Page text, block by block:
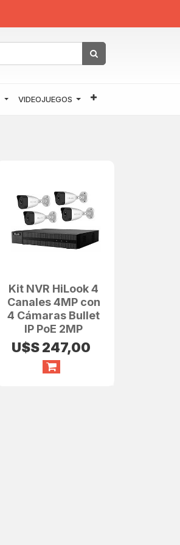
VIDEOJUEGOS
Kit NVR HiLook 4
Canales 4MP con
4 Cámaras Bullet
IP PoE 2MP
U$S247,00